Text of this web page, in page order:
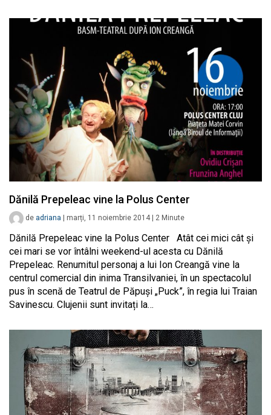
Dănilă Prepeleac vine la Polus Center
de adriana marți, 11 noiembrie 2014 2 Minute
Dănilă Prepeleac vine la Polus Center Atât cei mici cât și
cei mari se vor întâlni weekend-ul acesta cu Dănilă
Prepeleac. Renumitul personaj a lui Ion Creangă vine la
centrul comercial din inima Transilvaniei, în un spectacolul
pus în scenă de Teatrul de Păpuşi „Puck”, în regia lui Traian
Savinescu. Clujenii sunt invitați la…